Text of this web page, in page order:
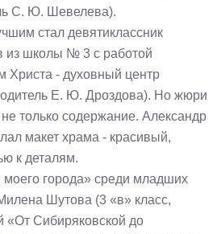
С. Ю. Шевелева).
стал девятиклассник
из школы № 3 с работой
- духовный центр
Е. Ю. Дроздова). Но жюри
только содержание. Александр
макет храма - красивый,
к деталям.
города» среди младших
Шутова (3 «в» класс,
Сибиряковской до